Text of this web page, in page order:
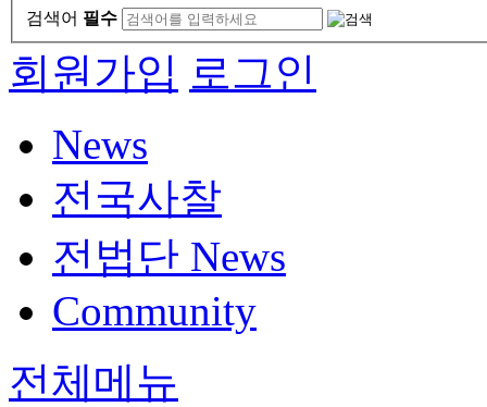
검색어 필수
회원가입 로그인
News
전국사찰
전법단 News
Community
전체메뉴